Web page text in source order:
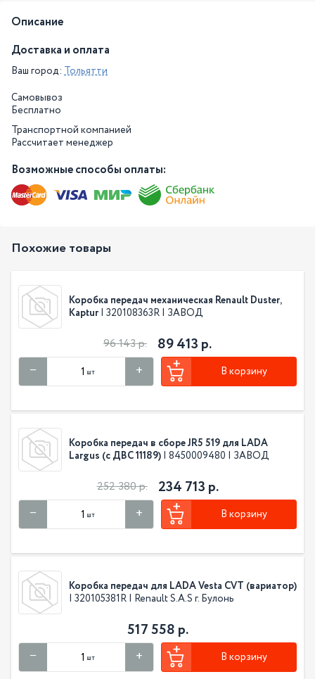
Описание
Доставка и оплата
Ваш город: Тольятти
Самовывоз
Бесплатно
Транспортной компанией
Рассчитает менеджер
Возможные способы оплаты:
Похожие товары
Коробка передач механическая Renault Duster,
Kaptur | 320108363R | ЗАВОД
96 143 р. 89 413 р.
шт В корзину
Коробка передач в сборе JR5 519 для LADA
Largus (с ДВС 11189) | 8450009480 | ЗАВОД
252 380 р. 234 713 р.
шт В корзину
Коробка передач для LADA Vesta CVT (вариатор)
| 320105381R | Renault S.A.S г. Булонь
517 558 р.
шт В корзину